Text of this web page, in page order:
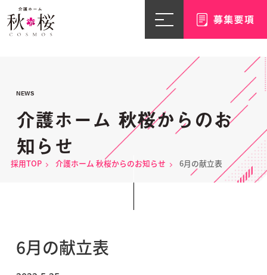
NEWS
介護ホーム 秋桜からのお
知らせ
採用TOP 介護ホーム 秋桜からのお知らせ 6月の献立表
6月の献立表